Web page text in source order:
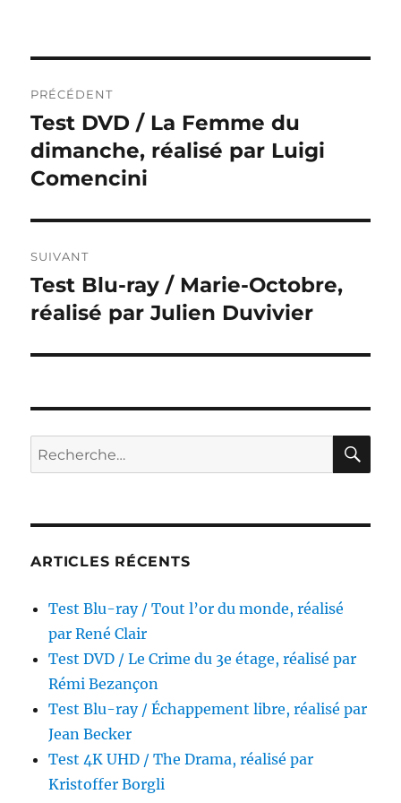
de
l’article
PRÉCÉDENT
Publication
précédente :
Test DVD / La Femme du
dimanche, réalisé par Luigi
Comencini
SUIVANT
Publication
suivante :
Test Blu-ray / Marie-Octobre,
réalisé par Julien Duvivier
Recherche
pour :
ARTICLES RÉCENTS
Test Blu-ray / Tout l’or du monde, réalisé
par René Clair
Test DVD / Le Crime du 3e étage, réalisé par
Rémi Bezançon
Test Blu-ray / Échappement libre, réalisé par
Jean Becker
Test 4K UHD / The Drama, réalisé par
Kristoffer Borgli